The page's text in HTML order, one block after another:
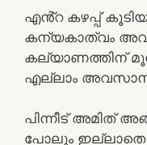
എൻ്റ കഴപ്പ്
കന്യകാത്വം
കല്യാണത്തിന്
എല്ലാം
പിന്നീട് അമിത്
പോലും ഇല്ലാതെ